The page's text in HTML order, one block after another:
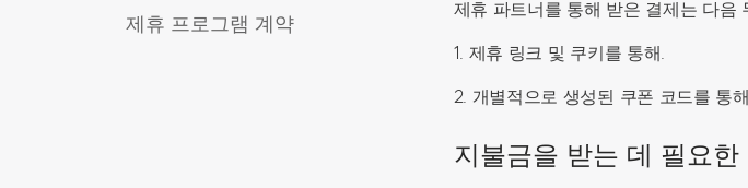
제휴 프로그램 계약
제휴 파트너를 통해 받은 결제는 다음
1. 제휴 링크 및 쿠키를 통해.
2. 개별적으로 생성된 쿠폰 코드를 통
지불금을 받는 데 필요